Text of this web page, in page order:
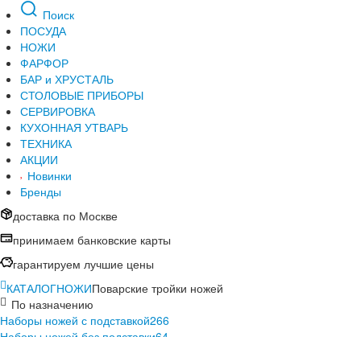
Поиск
ПОСУДА
НОЖИ
ФАРФОР
БАР и ХРУСТАЛЬ
СТОЛОВЫЕ ПРИБОРЫ
СЕРВИРОВКА
КУХОННАЯ УТВАРЬ
ТЕХНИКА
АКЦИИ
Новинки
Бренды
доставка по Москве
принимаем банковские карты
гарантируем лучшие цены
КАТАЛОГНОЖИПоварские тройки ножей
По назначению
Наборы ножей с подставкой266